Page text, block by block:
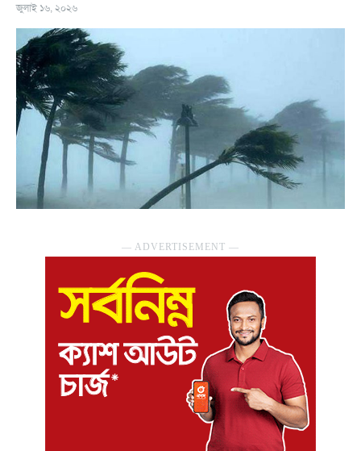
জুলাই ১৬, ২০২৬
― ADVERTISEMENT ―